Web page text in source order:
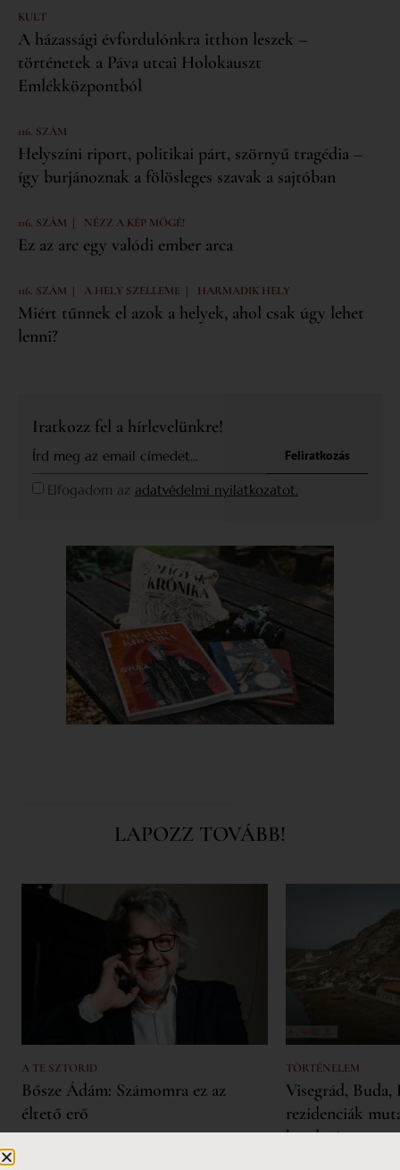
KULT
A házassági évfordulónkra itthon leszek –
történetek a Páva utcai Holokauszt
Emlékközpontból
116. SZÁM
Helyszíni riport, politikai párt, szörnyű tragédia –
így burjánoznak a fölösleges szavak a sajtóban
116. SZÁM | NÉZZ A KÉP MÖGÉ!
Ez az arc egy valódi ember arca
116. SZÁM | A HELY SZELLEME | HARMADIK HELY
Miért tűnnek el azok a helyek, ahol csak úgy lehet
lenni?
Iratkozz fel a hírlevelünkre!
Elfogadom az adatvédelmi nyilatkozatot.
Feliratkozás
LAPOZZ TOVÁBB!
A TE SZTORID
Bősze Ádám: Számomra ez az
éltető erő
TÖRTÉNELEM
Visegrád,
rezidenciák
hatalmát